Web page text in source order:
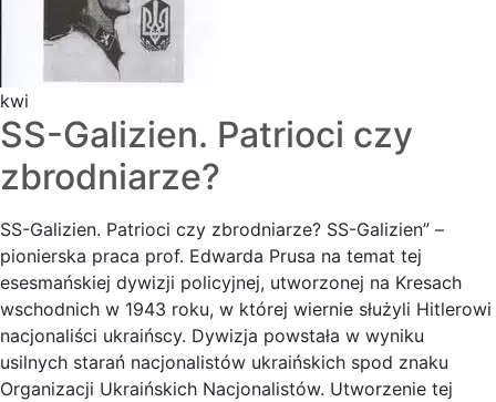
kwi
SS-Galizien. Patrioci czy
zbrodniarze?
SS-Galizien. Patrioci czy zbrodniarze? SS-Galizien” –
pionierska praca prof. Edwarda Prusa na temat tej
esesmańskiej dywizji policyjnej, utworzonej na Kresach
wschodnich w 1943 roku, w której wiernie służyli Hitlerowi
nacjonaliści ukraińscy. Dywizja powstała w wyniku
usilnych starań nacjonalistów ukraińskich spod znaku
Organizacji Ukraińskich Nacjonalistów. Utworzenie tej